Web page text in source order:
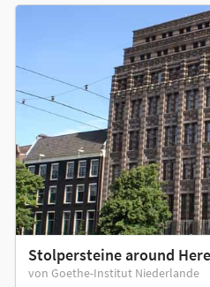
Stolpersteine around
von Goethe-Institut Niederlande